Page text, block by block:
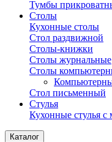
Тумбы
Столы
Кухонные столы
Стол раздвижной
Столы-книжки
Столы журнальные
Столы
Стол письменный
Стулья
Кухонные стулья с
Каталог